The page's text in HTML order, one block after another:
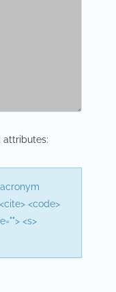
attributes:
<code>
<s>